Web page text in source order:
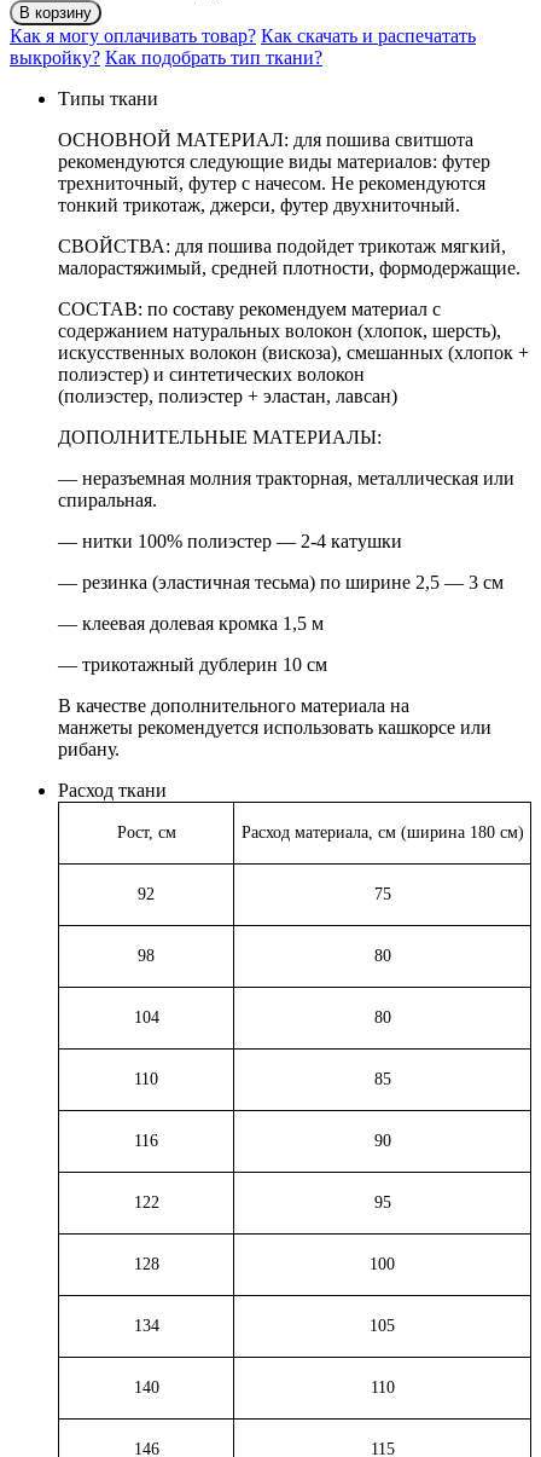
В корзину
Как я могу оплачивать товар? Как скачать и распечатать
выкройку? Как подобрать тип ткани?
Типы ткани
ОСНОВНОЙ МАТЕРИАЛ: для пошива свитшота
рекомендуются следующие виды материалов: футер
трехниточный, футер с начесом. Не рекомендуются
тонкий трикотаж, джерси, футер двухниточный.
СВОЙСТВА: для пошива подойдет трикотаж мягкий,
малорастяжимый, средней плотности, формодержащие.
СОСТАВ: по составу рекомендуем материал с
содержанием натуральных волокон (хлопок, шерсть),
искусственных волокон (вискоза), смешанных (хлопок +
полиэстер) и синтетических волокон
(полиэстер, полиэстер + эластан, лавсан)
ДОПОЛНИТЕЛЬНЫЕ МАТЕРИАЛЫ:
— неразъемная молния тракторная, металлическая или
спиральная.
— нитки 100% полиэстер — 2-4 катушки
— резинка (эластичная тесьма) по ширине 2,5 — 3 см
— клеевая долевая кромка 1,5 м
— трикотажный дублерин 10 см
В качестве дополнительного материала на
манжеты рекомендуется использовать кашкорсе или
рибану.
Расход ткани
Рост, см Расход материала, см (ширина 180 см)
92 75
98 80
104 80
110 85
116 90
122 95
128 100
134 105
140 110
146 115